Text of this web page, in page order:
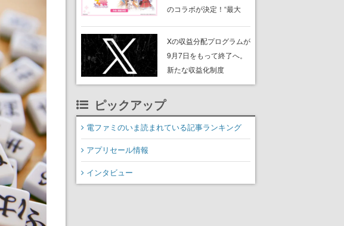
のコラボが決定！“最大
ンペーンなども発表
Xの収益分配プログラムが
9月7日をもって終了へ。
新たな収益化制度
「Original Content
ピックアップ
電ファミのいま読まれている記事ランキング
アプリセール情報
インタビュー